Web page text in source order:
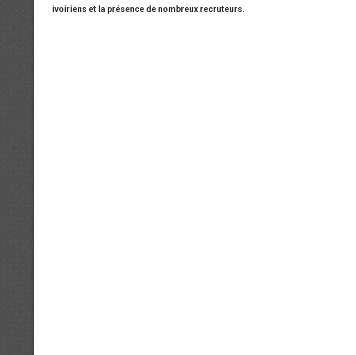
ivoiriens et la présence de nombreux recruteurs.